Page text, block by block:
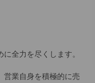
全力を尽くします。
営業自身を積極的に売